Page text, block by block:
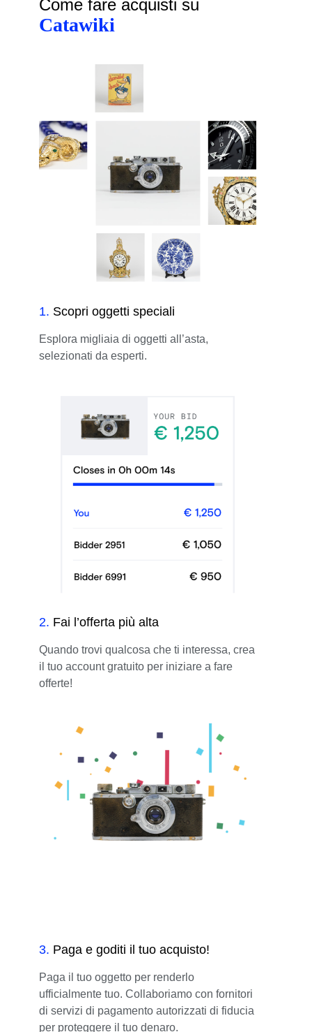
Come fare acquisti su
Catawiki
1. Scopri oggetti speciali
Esplora migliaia di oggetti all’asta,
selezionati da esperti.
2. Fai l’offerta più alta
Quando trovi qualcosa che ti interessa, crea
il tuo account gratuito per iniziare a fare
offerte!
3. Paga e goditi il tuo acquisto!
Paga il tuo oggetto per renderlo
ufficialmente tuo. Collaboriamo con fornitori
di servizi di pagamento autorizzati di fiducia
per proteggere il tuo denaro.